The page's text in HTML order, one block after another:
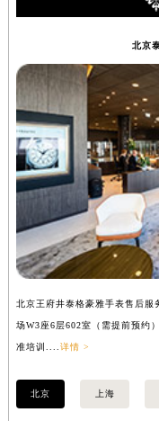
北京
北京王府井泰格豪雅手表售后服
场W3座6层602室（需提前预约
准培训....详情 >
北京 上海